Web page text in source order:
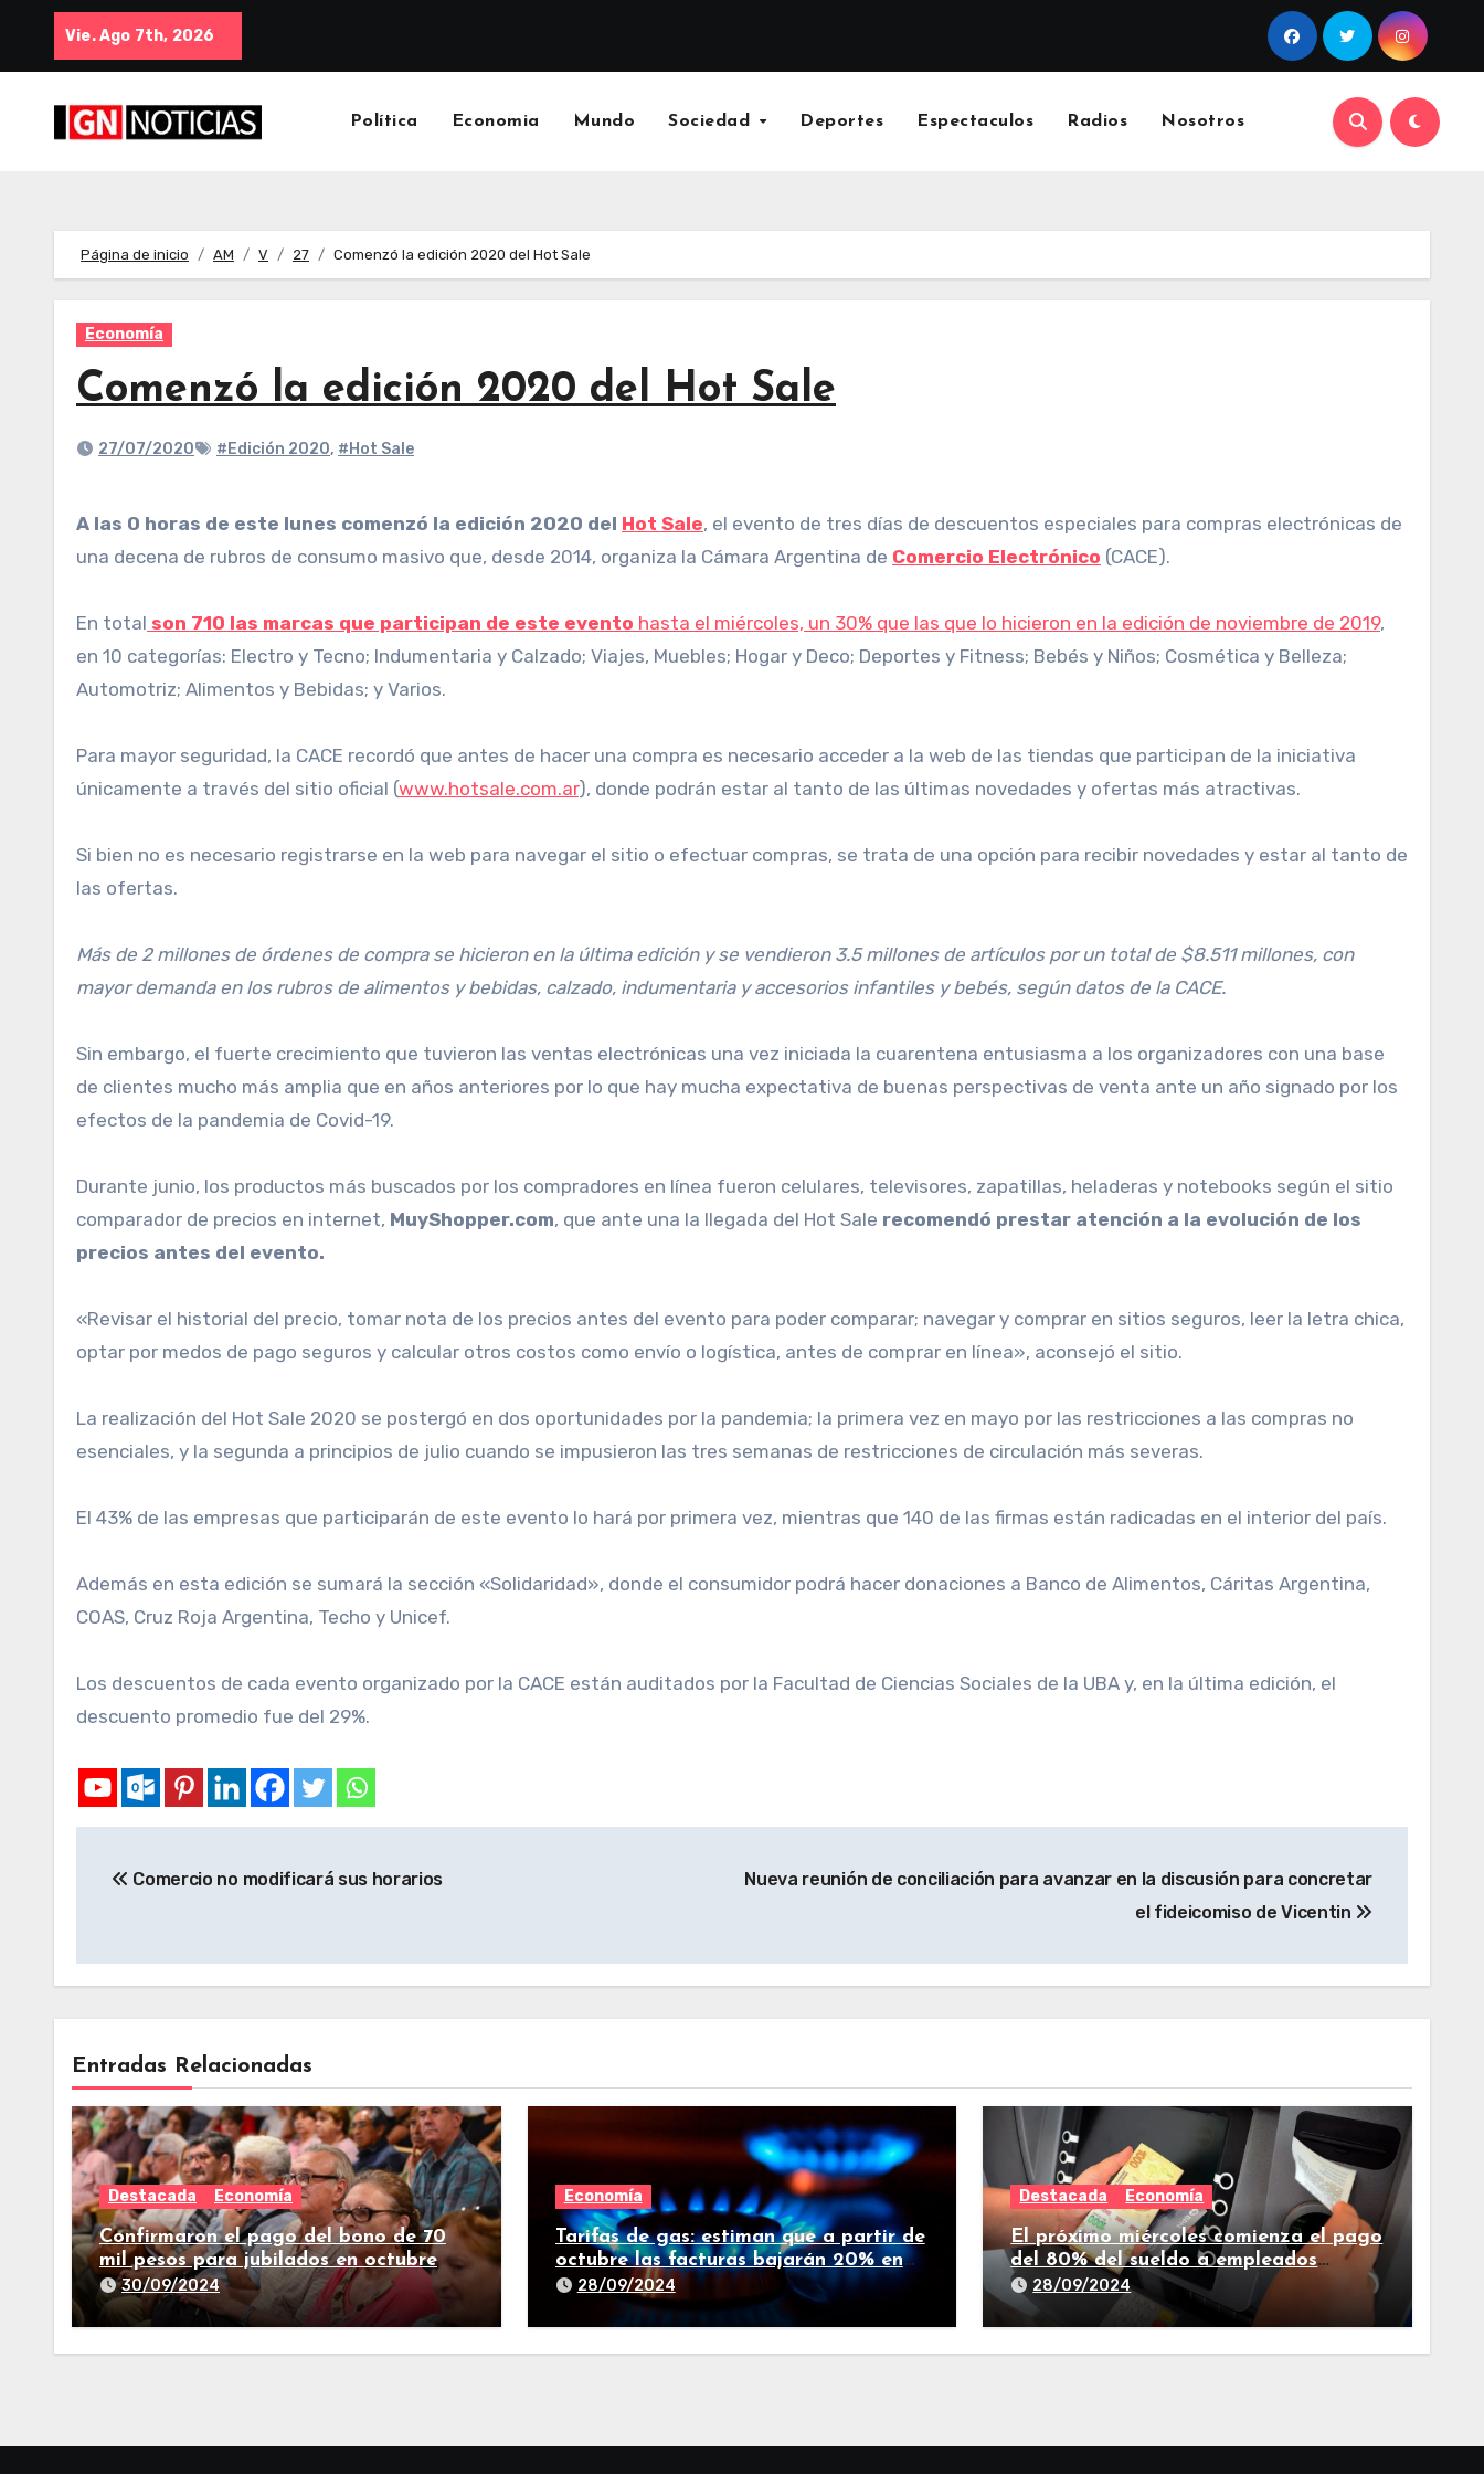
Vie. Ago 7th, 2026
Política Economia Mundo Sociedad Deportes Espectaculos Radios Nosotros
Página de inicio AM V 27 Comenzó la edición 2020 del Hot Sale
Economía
Comenzó la edición 2020 del Hot Sale
27/07/2020 #Edición 2020, #Hot Sale
A las 0 horas de este lunes comenzó la edición 2020 del Hot Sale, el evento de tres días de descuentos especiales para compras electrónicas de
una decena de rubros de consumo masivo que, desde 2014, organiza la Cámara Argentina de Comercio Electrónico (CACE).
En total son 710 las marcas que participan de este evento hasta el miércoles, un 30% que las que lo hicieron en la edición de noviembre de 2019,
en 10 categorías: Electro y Tecno; Indumentaria y Calzado; Viajes, Muebles; Hogar y Deco; Deportes y Fitness; Bebés y Niños; Cosmética y Belleza;
Automotriz; Alimentos y Bebidas; y Varios.
Para mayor seguridad, la CACE recordó que antes de hacer una compra es necesario acceder a la web de las tiendas que participan de la iniciativa
únicamente a través del sitio oficial (www.hotsale.com.ar), donde podrán estar al tanto de las últimas novedades y ofertas más atractivas.
Si bien no es necesario registrarse en la web para navegar el sitio o efectuar compras, se trata de una opción para recibir novedades y estar al tanto de
las ofertas.
Más de 2 millones de órdenes de compra se hicieron en la última edición y se vendieron 3.5 millones de artículos por un total de $8.511 millones, con
mayor demanda en los rubros de alimentos y bebidas, calzado, indumentaria y accesorios infantiles y bebés, según datos de la CACE.
Sin embargo, el fuerte crecimiento que tuvieron las ventas electrónicas una vez iniciada la cuarentena entusiasma a los organizadores con una base
de clientes mucho más amplia que en años anteriores por lo que hay mucha expectativa de buenas perspectivas de venta ante un año signado por los
efectos de la pandemia de Covid-19.
Durante junio, los productos más buscados por los compradores en línea fueron celulares, televisores, zapatillas, heladeras y notebooks según el sitio
comparador de precios en internet, MuyShopper.com, que ante una la llegada del Hot Sale recomendó prestar atención a la evolución de los
precios antes del evento.
«Revisar el historial del precio, tomar nota de los precios antes del evento para poder comparar; navegar y comprar en sitios seguros, leer la letra chica,
optar por medos de pago seguros y calcular otros costos como envío o logística, antes de comprar en línea», aconsejó el sitio.
La realización del Hot Sale 2020 se postergó en dos oportunidades por la pandemia; la primera vez en mayo por las restricciones a las compras no
esenciales, y la segunda a principios de julio cuando se impusieron las tres semanas de restricciones de circulación más severas.
El 43% de las empresas que participarán de este evento lo hará por primera vez, mientras que 140 de las firmas están radicadas en el interior del país.
Además en esta edición se sumará la sección «Solidaridad», donde el consumidor podrá hacer donaciones a Banco de Alimentos, Cáritas Argentina,
COAS, Cruz Roja Argentina, Techo y Unicef.
Los descuentos de cada evento organizado por la CACE están auditados por la Facultad de Ciencias Sociales de la UBA y, en la última edición, el
descuento promedio fue del 29%.
Comercio no modificará sus horarios
Nueva reunión de conciliación para avanzar en la discusión para concretar
el fideicomiso de Vicentin
Entradas Relacionadas
Destacada Economía
Confirmaron el pago del bono de 70
mil pesos para jubilados en octubre
30/09/2024
Economía
Tarifas de gas: estiman que a partir de
octubre las facturas bajarán 20% en
promedio
28/09/2024
Destacada Economía
El próximo miércoles comienza el pago
del 80% del sueldo a empleados
estatales de Tucumán
28/09/2024